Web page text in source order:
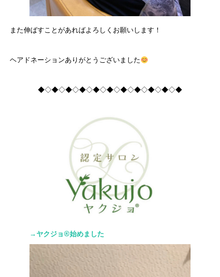
また伸ばすことがあればよろしくお願いします！
ヘアドネーションありがとうございました
◆◇◆◇◆◇◆◇◆◇◆◇◆◇◆◇◆◇◆◇◆
→ヤクジョ®︎始めました